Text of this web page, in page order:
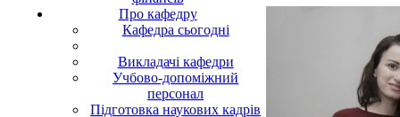
Про кафедру
Кафедра сьогодні
Викладачі кафедри
Учбово-допоміжний
персонал
Підготовка наукових кадрів